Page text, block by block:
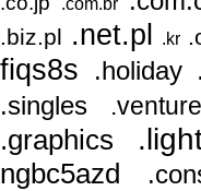
.biz.pl .net.pl .kr
fiqs8s
.holiday
.singles
.graphics
ngbc5azd